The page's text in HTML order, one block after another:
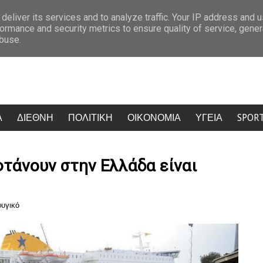
Beatles τραγούδησαν Μίκη Θεοδωράκη – Η άγνωστη ιστορία πίσω από το
ΔΙΕΘΝΗ ΠΟΛΙΤΙΚΗ ΟΙΚΟΝΟΜΙΑ ΥΓΕΙΑ
στην Ελλάδα είναι
its services and to analyze traffic. Your IP address and
and security metrics to ensure quality of service,